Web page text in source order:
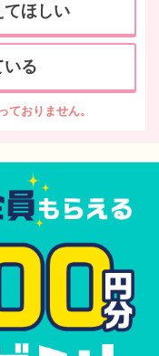
てほしい
る
おりません。